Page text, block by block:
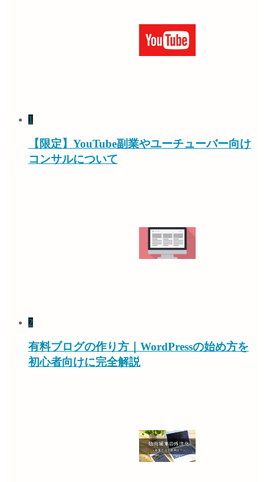
1
【限定】YouTube副業やユーチューバー向け
コンサルについて
2
有料ブログの作り方｜WordPressの始め方を
初心者向けに完全解説